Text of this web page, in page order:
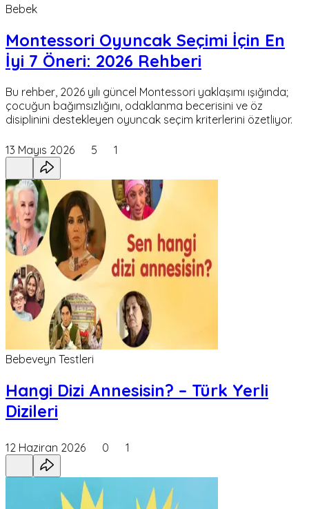
Bebek
Montessori Oyuncak Seçimi İçin En
İyi 7 Öneri: 2026 Rehberi
Bu rehber, 2026 yılı güncel Montessori yaklaşımı ışığında;
çocuğun bağımsızlığını, odaklanma becerisini ve öz
disiplinini destekleyen oyuncak seçim kriterlerini özetliyor.
13 Mayıs 2026 5 1
Bebeveyn Testleri
Hangi Dizi Annesisin? – Türk Yerli
Dizileri
12 Haziran 2026 0 1